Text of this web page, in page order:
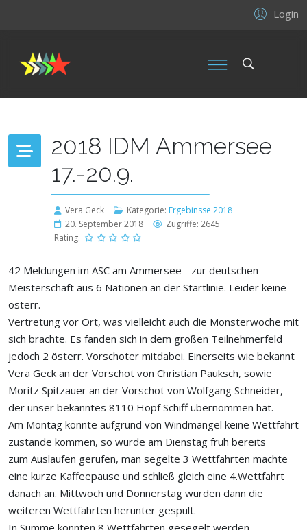
Login
2018 IDM Ammersee
17.-20.9.
Vera Geck Kategorie: Ergebinsse 2018
20. September 2018
Zugriffe: 2645
Rating:
42 Meldungen im ASC am Ammersee - zur deutschen
Meisterschaft aus 6 Nationen an der Startlinie. Leider keine
österr.
Vertretung vor Ort, was vielleicht auch die Monsterwoche mit
sich brachte. Es fanden sich in dem großen Teilnehmerfeld
jedoch 2 österr. Vorschoter mitdabei. Einerseits wie bekannt
Vera Geck an der Vorschot von Christian Pauksch, sowie
Moritz Spitzauer an der Vorschot von Wolfgang Schneider,
der unser bekanntes 8110 Hopf Schiff übernommen hat.
Am Montag konnte aufgrund von Windmangel keine Wettfahrt
zustande kommen, so wurde am Dienstag früh bereits
zum Auslaufen gerufen, man segelte 3 Wettfahrten machte
eine kurze Kaffeepause und schließ gleich eine 4.Wettfahrt
danach an. Mittwoch und Donnerstag wurden dann die
weiteren Wettfahrten herunter gespult.
In Summe konnten 8 Wettfahrten gesegelt werden.